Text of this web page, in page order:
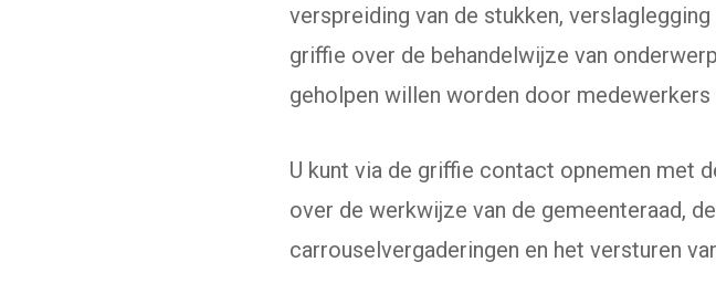
verspreiding van de stukken,
griffie over de behandelwijze van
geholpen willen worden door
U kunt via de griffie contact opnemen met
over de werkwijze van de gemeenteraad,
carrouselvergaderingen en het versturen